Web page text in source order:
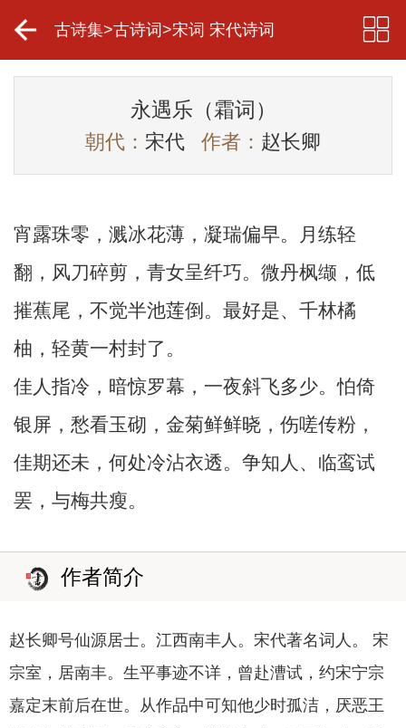
古诗集>古诗词 >宋词 宋代诗词
永遇乐（霜词）
朝代： 宋代 作者： 赵长卿
宵露珠零，溅冰花薄，凝瑞偏早。月练轻
翻，风刀碎剪，青女呈纤巧。微丹枫缬，低
摧蕉尾，不觉半池莲倒。最好是、千林橘
柚，轻黄一村封了。
佳人指冷，暗惊罗幕，一夜斜飞多少。怕倚
银屏，愁看玉砌，金菊鲜鲜晓，伤嗟传粉，
佳期还未，何处冷沾衣透。争知人、临鸾试
罢，与梅共瘦。
作者简介
赵长卿号仙源居士。江西南丰人。宋代著名词人。 宋
宗室，居南丰。生平事迹不详，曾赴漕试，约宋宁宗
嘉定末前后在世。从作品中可知他少时孤洁，厌恶王